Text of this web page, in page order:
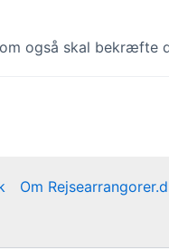
også skal bekræfte
Om